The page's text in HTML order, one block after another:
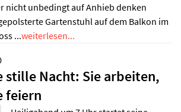
nicht unbedingt auf Anhieb denken
Gartenstuhl auf dem Balkon im
...weiterlesen...
stille Nacht: Sie arbeiten,
feiern